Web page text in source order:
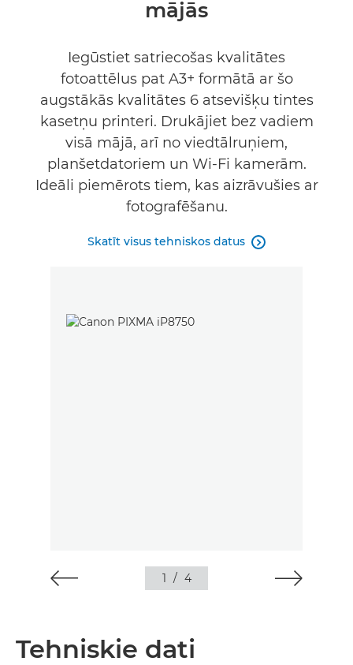
PĒRCIET TINTI
mājās
Iegūstiet satriecošas kvalitātes
fotoattēlus pat A3+ formātā ar šo
augstākās kvalitātes 6 atsevišķu tintes
kasetņu printeri. Drukājiet bez vadiem
visā mājā, arī no viedtālruņiem,
planšetdatoriem un Wi-Fi kamerām.
Ideāli piemērots tiem, kas aizrāvušies ar
fotografēšanu.
Skatīt visus tehniskos datus 
1 / 4
Tehniskie dati